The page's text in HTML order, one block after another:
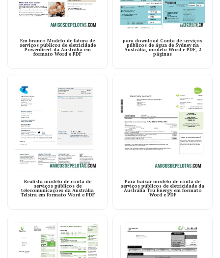
Em branco Modelo de fatura de
serviços públicos de eletricidade
Powerdirect da Austrália em
formato Word e PDF
para download Conta de serviços
públicos de água de Sydney na
Austrália, modelo Word e PDF, 2
páginas
Realista modelo de conta de
serviços públicos de
telecomunicações da Austrália
Telstra em formato Word e PDF
Para baixar modelo de conta de
serviços públicos de eletricidade da
Austrália Tru Energy em formato
Word e PDF